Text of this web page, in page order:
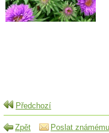
Předchozí
Zpět Poslat známému